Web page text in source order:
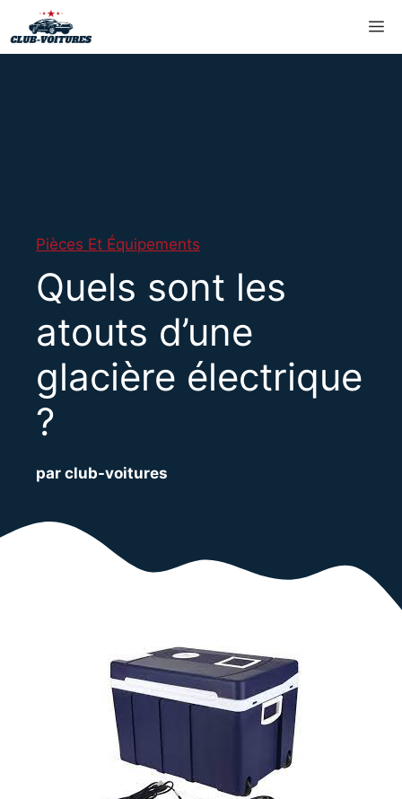
au
contenu
Pièces Et Équipements
Quels sont les
atouts d’une
glacière électrique
?
par club-voitures